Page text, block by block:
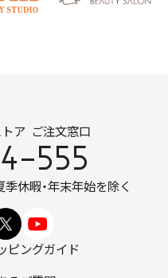
ア ご注文窓口
555
季休暇・年末年始を除く
ピングガイド